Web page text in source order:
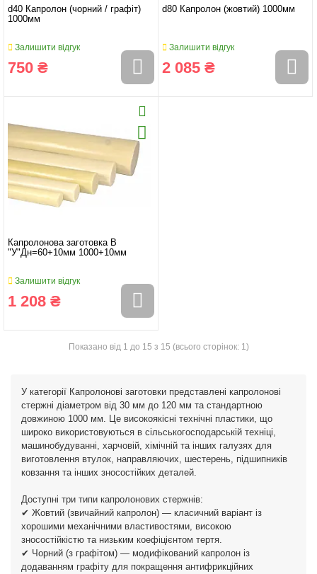
d40 Капролон (чорний / графіт)
1000мм
Залишити відгук
750 ₴
d80 Капролон (жовтий) 1000мм
Залишити відгук
2 085 ₴
Капролонова заготовка B
"У"Дн=60+10мм 1000+10мм
Залишити відгук
1 208 ₴
Показано від 1 до 15 з 15 (всього сторінок: 1)
У категорії Капролонові заготовки представлені капролонові
стержні діаметром від 30 мм до 120 мм та стандартною
довжиною 1000 мм. Це високоякісні технічні пластики, що
широко використовуються в сільськогосподарській техніці,
машинобудуванні, харчовій, хімічній та інших галузях для
виготовлення втулок, направляючих, шестерень, підшипників
ковзання та інших зносостійких деталей.
Доступні три типи капролонових стержнів:
✔ Жовтий (звичайний капролон) — класичний варіант із
хорошими механічними властивостями, високою
зносостійкістю та низьким коефіцієнтом тертя.
✔ Чорний (з графітом) — модифікований капролон із
додаванням графіту для покращення антифрикційних